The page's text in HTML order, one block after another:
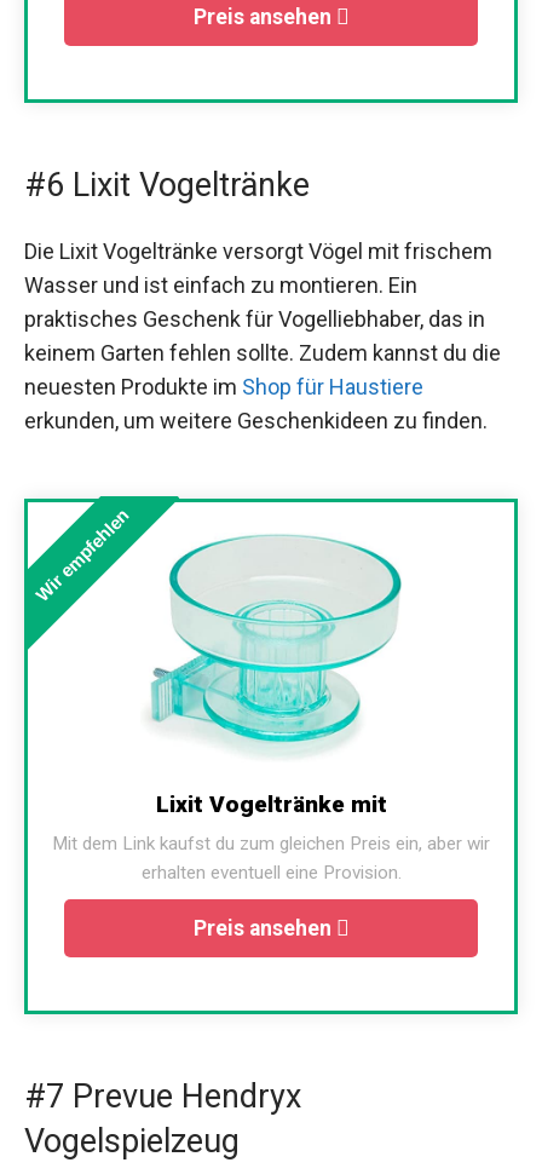
Preis ansehen
#6 Lixit Vogeltränke
Die Lixit Vogeltränke versorgt Vögel mit frischem
Wasser und ist einfach zu montieren. Ein
praktisches Geschenk für Vogelliebhaber, das in
keinem Garten fehlen sollte. Zudem kannst du die
neuesten Produkte im Shop für Haustiere
erkunden, um weitere Geschenkideen zu finden.
Wir empfehlen
Lixit Vogeltränke mit
Mit dem Link kaufst du zum gleichen Preis ein, aber wir
erhalten eventuell eine Provision.
Preis ansehen
#7 Prevue Hendryx
Vogelspielzeug